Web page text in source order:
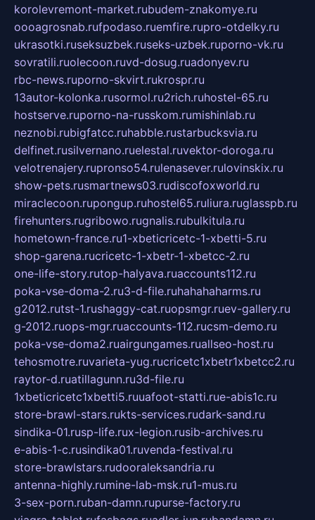
korolevremont-market.rubudem-znakomye.ru
oooagrosnab.rufpodaso.ruemfire.rupro-otdelky.ru
ukrasotki.ruseksuzbek.ruseks-uzbek.ruporno-vk.ru
sovratili.ruolecoon.ruvd-dosug.ruadonyev.ru
rbc-news.ruporno-skvirt.rukrospr.ru
13autor-kolonka.rusormol.ru2rich.ruhostel-65.ru
hostserve.ruporno-na-russkom.rumishinlab.ru
neznobi.rubigfatcc.ruhabble.rustarbucksvia.ru
delfinet.rusilvernano.ruelestal.ruvektor-doroga.ru
velotrenajery.rupronso54.rulenasever.rulovinskix.ru
show-pets.rusmartnews03.rudiscofoxworld.ru
miraclecoon.rupongup.ruhostel65.ruliura.ruglasspb.ru
firehunters.rugribowo.rugnalis.rubulkitula.ru
hometown-france.ru1-xbeticricetc-1-xbetti-5.ru
shop-garena.rucricetc-1-xbetr-1-xbetcc-2.ru
one-life-story.rutop-halyava.ruaccounts112.ru
poka-vse-doma-2.ru3-d-file.ruhahahaharms.ru
g2012.rutst-1.rushaggy-cat.ruopsmgr.ruev-gallery.ru
g-2012.ruops-mgr.ruaccounts-112.rucsm-demo.ru
poka-vse-doma2.ruairgungames.ruallseo-host.ru
tehosmotre.ruvarieta-yug.rucricetc1xbetr1xbetcc2.ru
raytor-d.ruatillagunn.ru3d-file.ru
1xbeticricetc1xbetti5.ruuafoot-statti.rue-abis1c.ru
store-brawl-stars.rukts-services.rudark-sand.ru
sindika-01.rusp-life.rux-legion.rusib-archives.ru
e-abis-1-c.rusindika01.ruvenda-festival.ru
store-brawlstars.rudooraleksandria.ru
antenna-highly.rumine-lab-msk.ru1-mus.ru
3-sex-porn.ruban-damn.rupurse-factory.ru